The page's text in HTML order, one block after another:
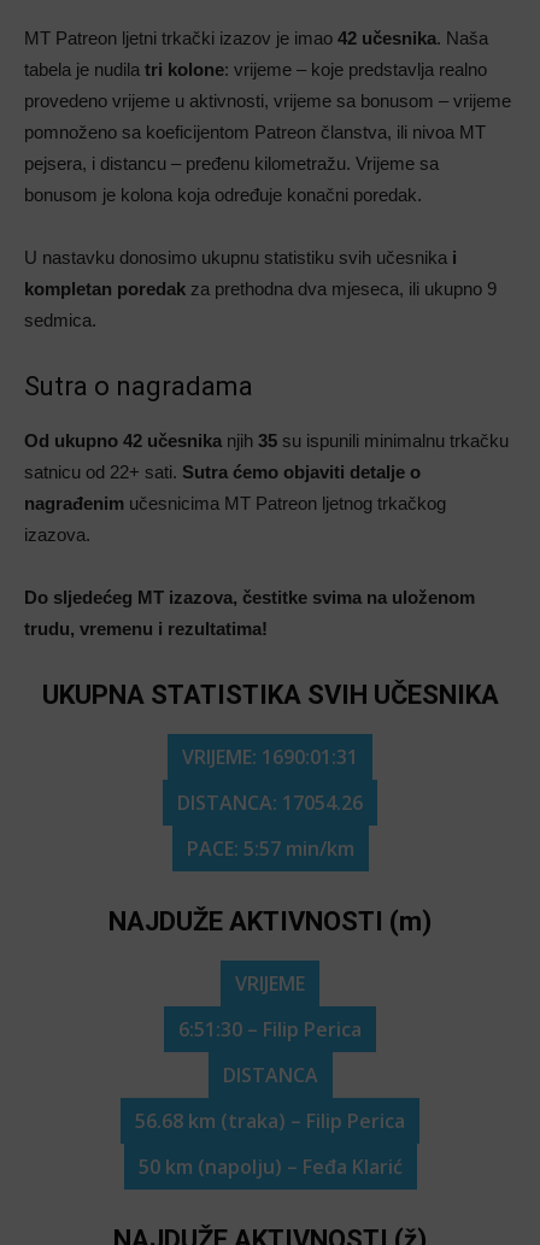
MT Patreon ljetni trkački izazov je imao 42 učesnika. Naša
tabela je nudila tri kolone: vrijeme – koje predstavlja realno
provedeno vrijeme u aktivnosti, vrijeme sa bonusom – vrijeme
pomnoženo sa koeficijentom Patreon članstva, ili nivoa MT
pejsera, i distancu – pređenu kilometražu. Vrijeme sa
bonusom je kolona koja određuje konačni poredak.
U nastavku donosimo ukupnu statistiku svih učesnika i
kompletan poredak za prethodna dva mjeseca, ili ukupno 9
sedmica.
Sutra o nagradama
Od ukupno 42 učesnika njih 35 su ispunili minimalnu trkačku
satnicu od 22+ sati. Sutra ćemo objaviti detalje o
nagrađenim učesnicima MT Patreon ljetnog trkačkog
izazova.
Do sljedećeg MT izazova, čestitke svima na uloženom
trudu, vremenu i rezultatima!
UKUPNA STATISTIKA SVIH UČESNIKA
VRIJEME: 1690:01:31
DISTANCA: 17054.26
PACE: 5:57 min/km
NAJDUŽE AKTIVNOSTI (m)
VRIJEME
6:51:30 – Filip Perica
DISTANCA
56.68 km (traka) – Filip Perica
50 km (napolju) – Feđa Klarić